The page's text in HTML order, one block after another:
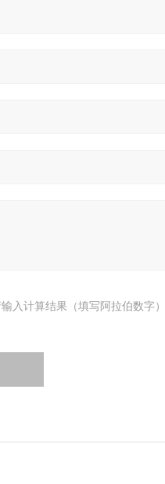
入计算结果（填写阿拉伯数字